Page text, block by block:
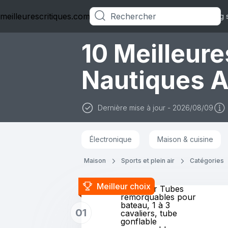
meilleurescritiques.com Catégories
10
Nautiques
Dernière mise à jour - 2026/08/09
Électronique Maison & cuisine
Maison Sports et plein air Catégories
Meilleur choix
01
MewVeer Tubes
remorquables pour
bateau, 1 à 3
cavaliers, tube
gonflable